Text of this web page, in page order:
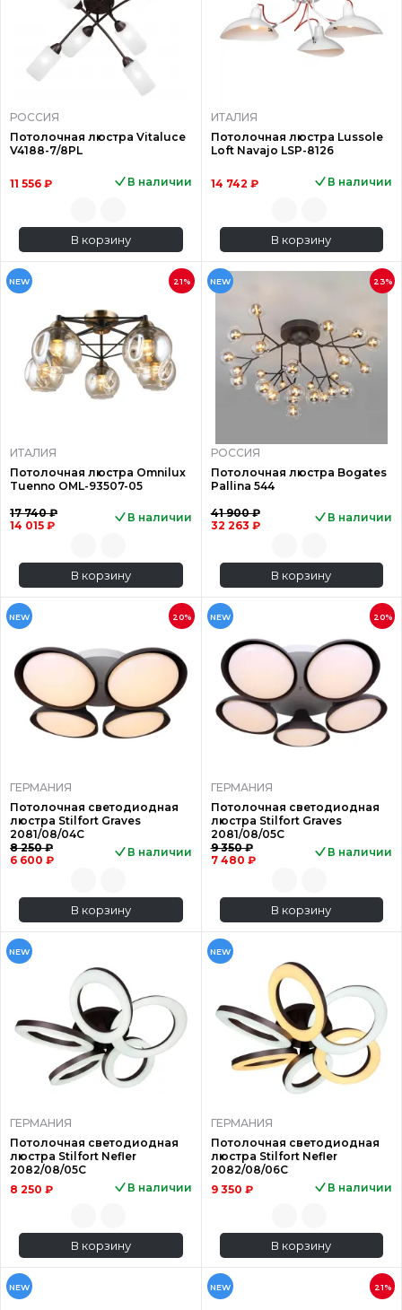
РОССИЯ
Потолочная люстра Vitaluce
V4188-7/8PL
11 556 ₽ В наличии
В корзину
ИТАЛИЯ
Потолочная люстра Lussole
Loft Navajo LSP-8126
14 742 ₽ В наличии
В корзину
NEW 21%
ИТАЛИЯ
Потолочная люстра Omnilux
Tuenno OML-93507-05
17 740 ₽
14 015 ₽
В наличии
В корзину
NEW 23%
РОССИЯ
Потолочная люстра Bogates
Pallina 544
41 900 ₽
32 263 ₽
В наличии
В корзину
NEW 20%
ГЕРМАНИЯ
Потолочная светодиодная
люстра Stilfort Graves
2081/08/04C
8 250 ₽
6 600 ₽
В наличии
В корзину
NEW 20%
ГЕРМАНИЯ
Потолочная светодиодная
люстра Stilfort Graves
2081/08/05C
9 350 ₽
7 480 ₽
В наличии
В корзину
NEW
ГЕРМАНИЯ
Потолочная светодиодная
люстра Stilfort Nefler
2082/08/05C
8 250 ₽
В наличии
В корзину
NEW
ГЕРМАНИЯ
Потолочная светодиодная
люстра Stilfort Nefler
2082/08/06C
9 350 ₽
В наличии
В корзину
NEW NEW 21%